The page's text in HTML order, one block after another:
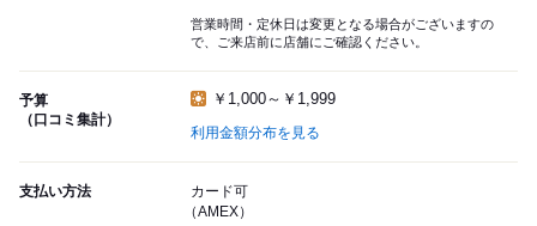
営業時間・定休日は変更となる場合がございますの
で、ご来店前に店舗にご確認ください。
予算
（口コミ集計）
￥1,000～￥1,999
利用金額分布を見る
支払い方法
カード可
（AMEX）